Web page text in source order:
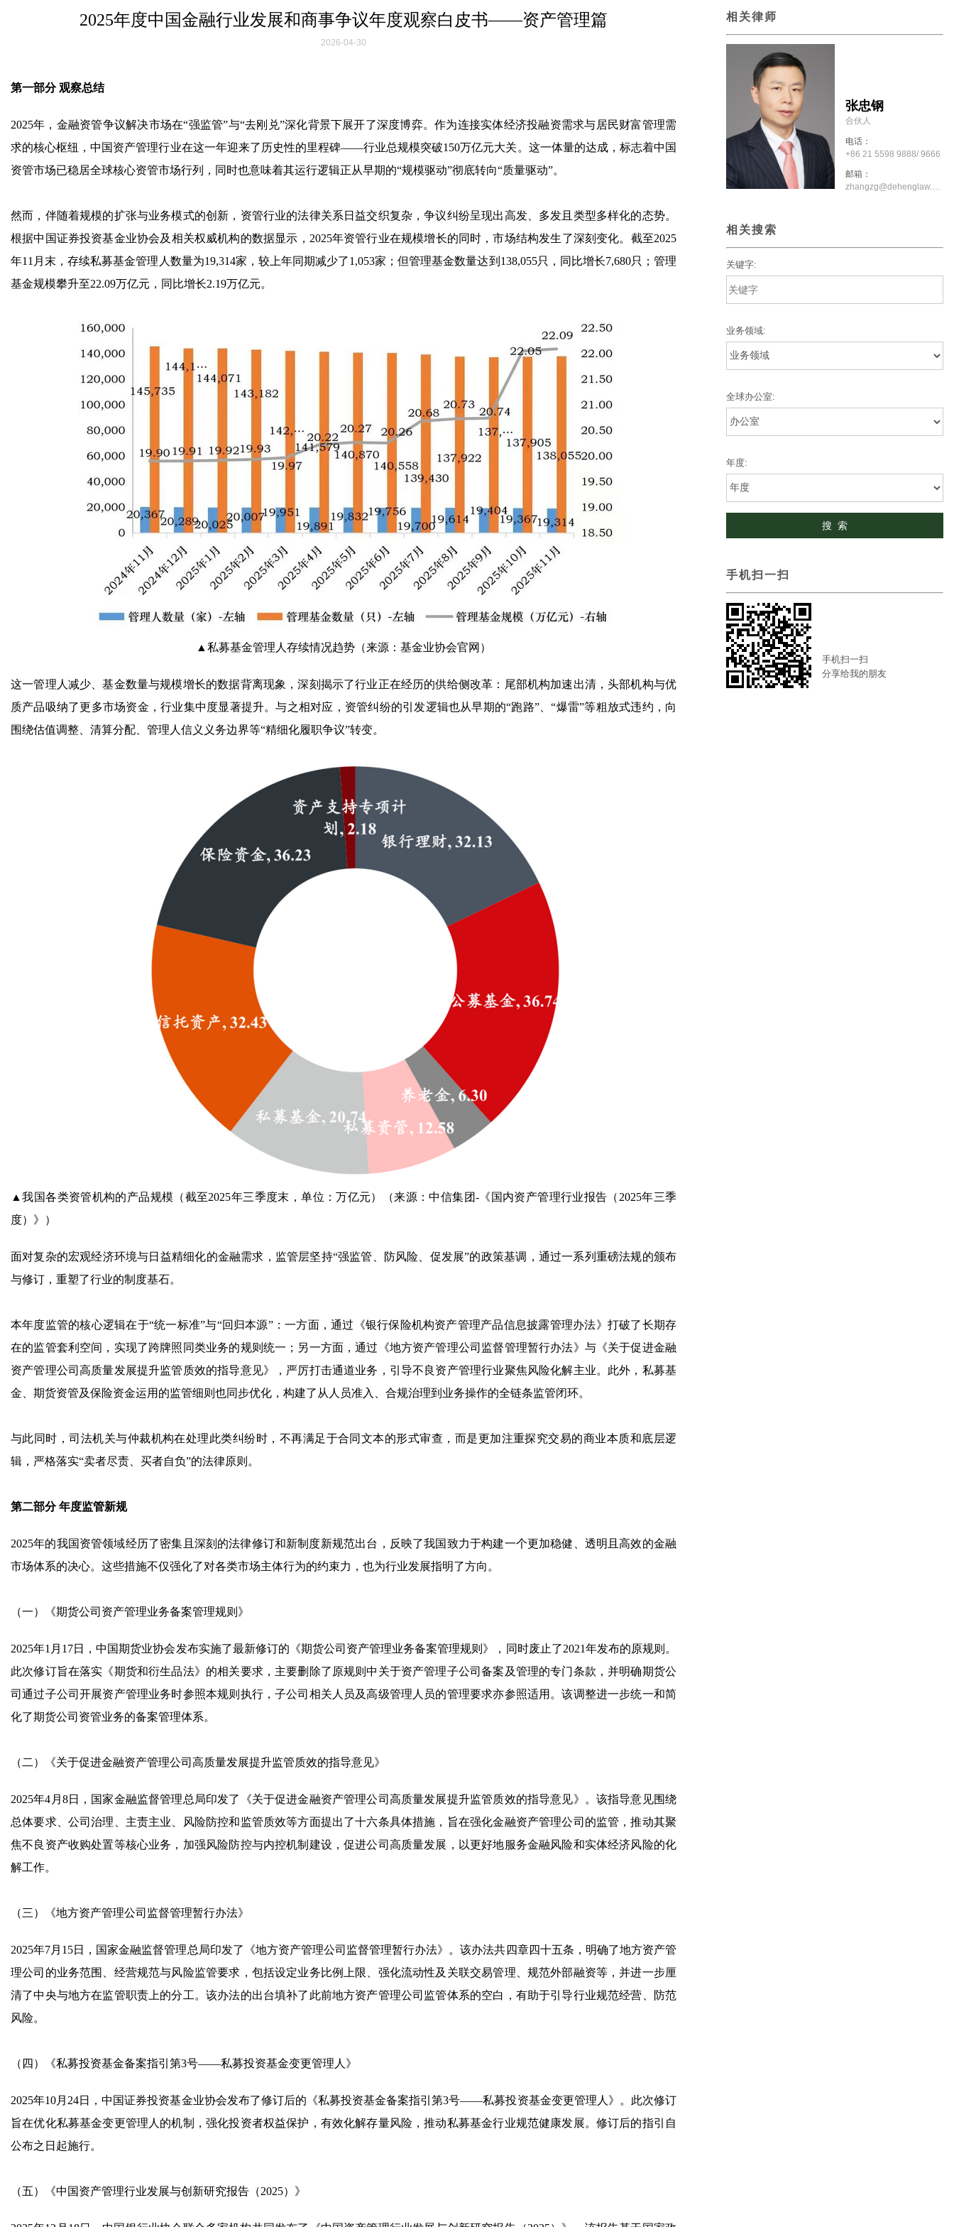
2025年度中国金融行业发展和商事争议年度观察白皮书——资产管理篇
2026-04-30
第一部分 观察总结
2025年，金融资管争议解决市场在“强监管”与“去刚兑”深化背景下展开了深度博弈。作为连接实体经济投融资需求与居民财富管理需
求的核心枢纽，中国资产管理行业在这一年迎来了历史性的里程碑——行业总规模突破150万亿元大关。这一体量的达成，标志着中国
资管市场已稳居全球核心资管市场行列，同时也意味着其运行逻辑正从早期的“规模驱动”彻底转向“质量驱动”。
然而，伴随着规模的扩张与业务模式的创新，资管行业的法律关系日益交织复杂，争议纠纷呈现出高发、多发且类型多样化的态势。
根据中国证券投资基金业协会及相关权威机构的数据显示，2025年资管行业在规模增长的同时，市场结构发生了深刻变化。截至2025
年11月末，存续私募基金管理人数量为19,314家，较上年同期减少了1,053家；但管理基金数量达到138,055只，同比增长7,680只；管理
基金规模攀升至22.09万亿元，同比增长2.19万亿元。
▲私募基金管理人存续情况趋势（来源：基金业协会官网）
这一管理人减少、基金数量与规模增长的数据背离现象，深刻揭示了行业正在经历的供给侧改革：尾部机构加速出清，头部机构与优
质产品吸纳了更多市场资金，行业集中度显著提升。与之相对应，资管纠纷的引发逻辑也从早期的“跑路”、“爆雷”等粗放式违约，向
围绕估值调整、清算分配、管理人信义义务边界等“精细化履职争议”转变。
▲我国各类资管机构的产品规模（截至2025年三季度末，单位：万亿元）（来源：中信集团-《国内资产管理行业报告（2025年三季
度）》）
面对复杂的宏观经济环境与日益精细化的金融需求，监管层坚持“强监管、防风险、促发展”的政策基调，通过一系列重磅法规的颁布
与修订，重塑了行业的制度基石。
本年度监管的核心逻辑在于“统一标准”与“回归本源”：一方面，通过《银行保险机构资产管理产品信息披露管理办法》打破了长期存
在的监管套利空间，实现了跨牌照同类业务的规则统一；另一方面，通过《地方资产管理公司监督管理暂行办法》与《关于促进金融
资产管理公司高质量发展提升监管质效的指导意见》，严厉打击通道业务，引导不良资产管理行业聚焦风险化解主业。此外，私募基
金、期货资管及保险资金运用的监管细则也同步优化，构建了从人员准入、合规治理到业务操作的全链条监管闭环。
与此同时，司法机关与仲裁机构在处理此类纠纷时，不再满足于合同文本的形式审查，而是更加注重探究交易的商业本质和底层逻
辑，严格落实“卖者尽责、买者自负”的法律原则。
第二部分 年度监管新规
2025年的我国资管领域经历了密集且深刻的法律修订和新制度新规范出台，反映了我国致力于构建一个更加稳健、透明且高效的金融
市场体系的决心。这些措施不仅强化了对各类市场主体行为的约束力，也为行业发展指明了方向。
（一）《期货公司资产管理业务备案管理规则》
2025年1月17日，中国期货业协会发布实施了最新修订的《期货公司资产管理业务备案管理规则》，同时废止了2021年发布的原规则。
此次修订旨在落实《期货和衍生品法》的相关要求，主要删除了原规则中关于资产管理子公司备案及管理的专门条款，并明确期货公
司通过子公司开展资产管理业务时参照本规则执行，子公司相关人员及高级管理人员的管理要求亦参照适用。该调整进一步统一和简
化了期货公司资管业务的备案管理体系。
（二）《关于促进金融资产管理公司高质量发展提升监管质效的指导意见》
2025年4月8日，国家金融监督管理总局印发了《关于促进金融资产管理公司高质量发展提升监管质效的指导意见》。该指导意见围绕
总体要求、公司治理、主责主业、风险防控和监管质效等方面提出了十六条具体措施，旨在强化金融资产管理公司的监管，推动其聚
焦不良资产收购处置等核心业务，加强风险防控与内控机制建设，促进公司高质量发展，以更好地服务金融风险和实体经济风险的化
解工作。
（三）《地方资产管理公司监督管理暂行办法》
2025年7月15日，国家金融监督管理总局印发了《地方资产管理公司监督管理暂行办法》。该办法共四章四十五条，明确了地方资产管
理公司的业务范围、经营规范与风险监管要求，包括设定业务比例上限、强化流动性及关联交易管理、规范外部融资等，并进一步厘
清了中央与地方在监管职责上的分工。该办法的出台填补了此前地方资产管理公司监管体系的空白，有助于引导行业规范经营、防范
风险。
（四）《私募投资基金备案指引第3号——私募投资基金变更管理人》
2025年10月24日，中国证券投资基金业协会发布了修订后的《私募投资基金备案指引第3号——私募投资基金变更管理人》。此次修订
旨在优化私募基金变更管理人的机制，强化投资者权益保护，有效化解存量风险，推动私募基金行业规范健康发展。修订后的指引自
公布之日起施行。
（五）《中国资产管理行业发展与创新研究报告（2025）》
相关律师
张忠钢
合伙人
电话：
+86 21 5598 9888/ 9666
邮箱：
zhangzg@dehenglaw.com
相关搜索
关键字:
业务领域:
全球办公室:
年度:
手机扫一扫
手机扫一扫
分享给我的朋友